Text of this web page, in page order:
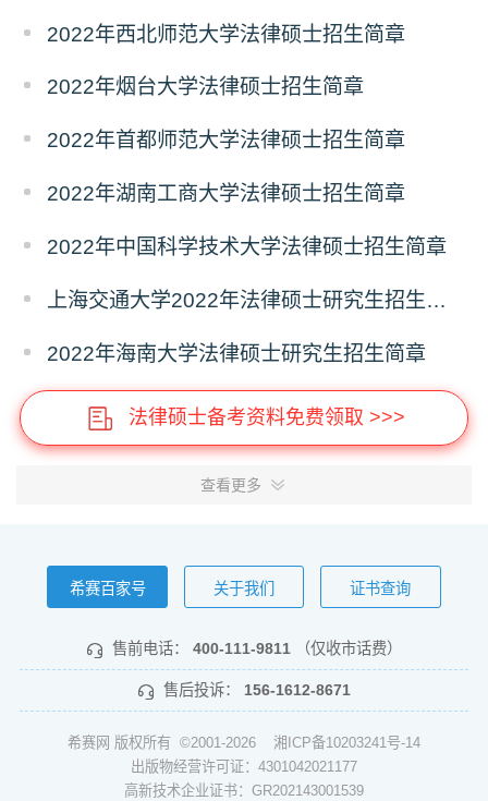
2022年西北师范大学法律硕士招生简章
2022年烟台大学法律硕士招生简章
2022年首都师范大学法律硕士招生简章
2022年湖南工商大学法律硕士招生简章
2022年中国科学技术大学法律硕士招生简章
上海交通大学2022年法律硕士研究生招生简章
2022年海南大学法律硕士研究生招生简章
法律硕士备考资料免费领取 >>>
查看更多
希赛百家号 关于我们 证书查询
售前电话： 400-111-9811 （仅收市话费）
售后投诉： 156-1612-8671
希赛网 版权所有 ©2001-2026 湘ICP备10203241号-14
出版物经营许可证：4301042021177
高新技术企业证书：GR202143001539